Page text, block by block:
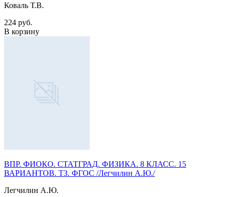
Коваль Т.В.
224 руб.
В корзину
ВПР. ФИОКО. СТАТГРАД. ФИЗИКА. 8 КЛАСС. 15
ВАРИАНТОВ. ТЗ. ФГОС /Легчилин А.Ю./
Легчилин А.Ю.